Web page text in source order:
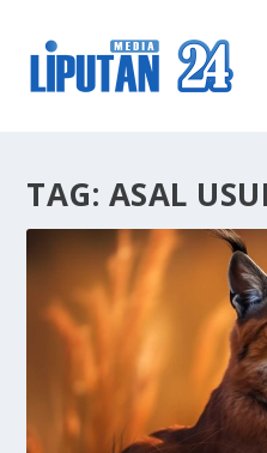
TAG: ASAL